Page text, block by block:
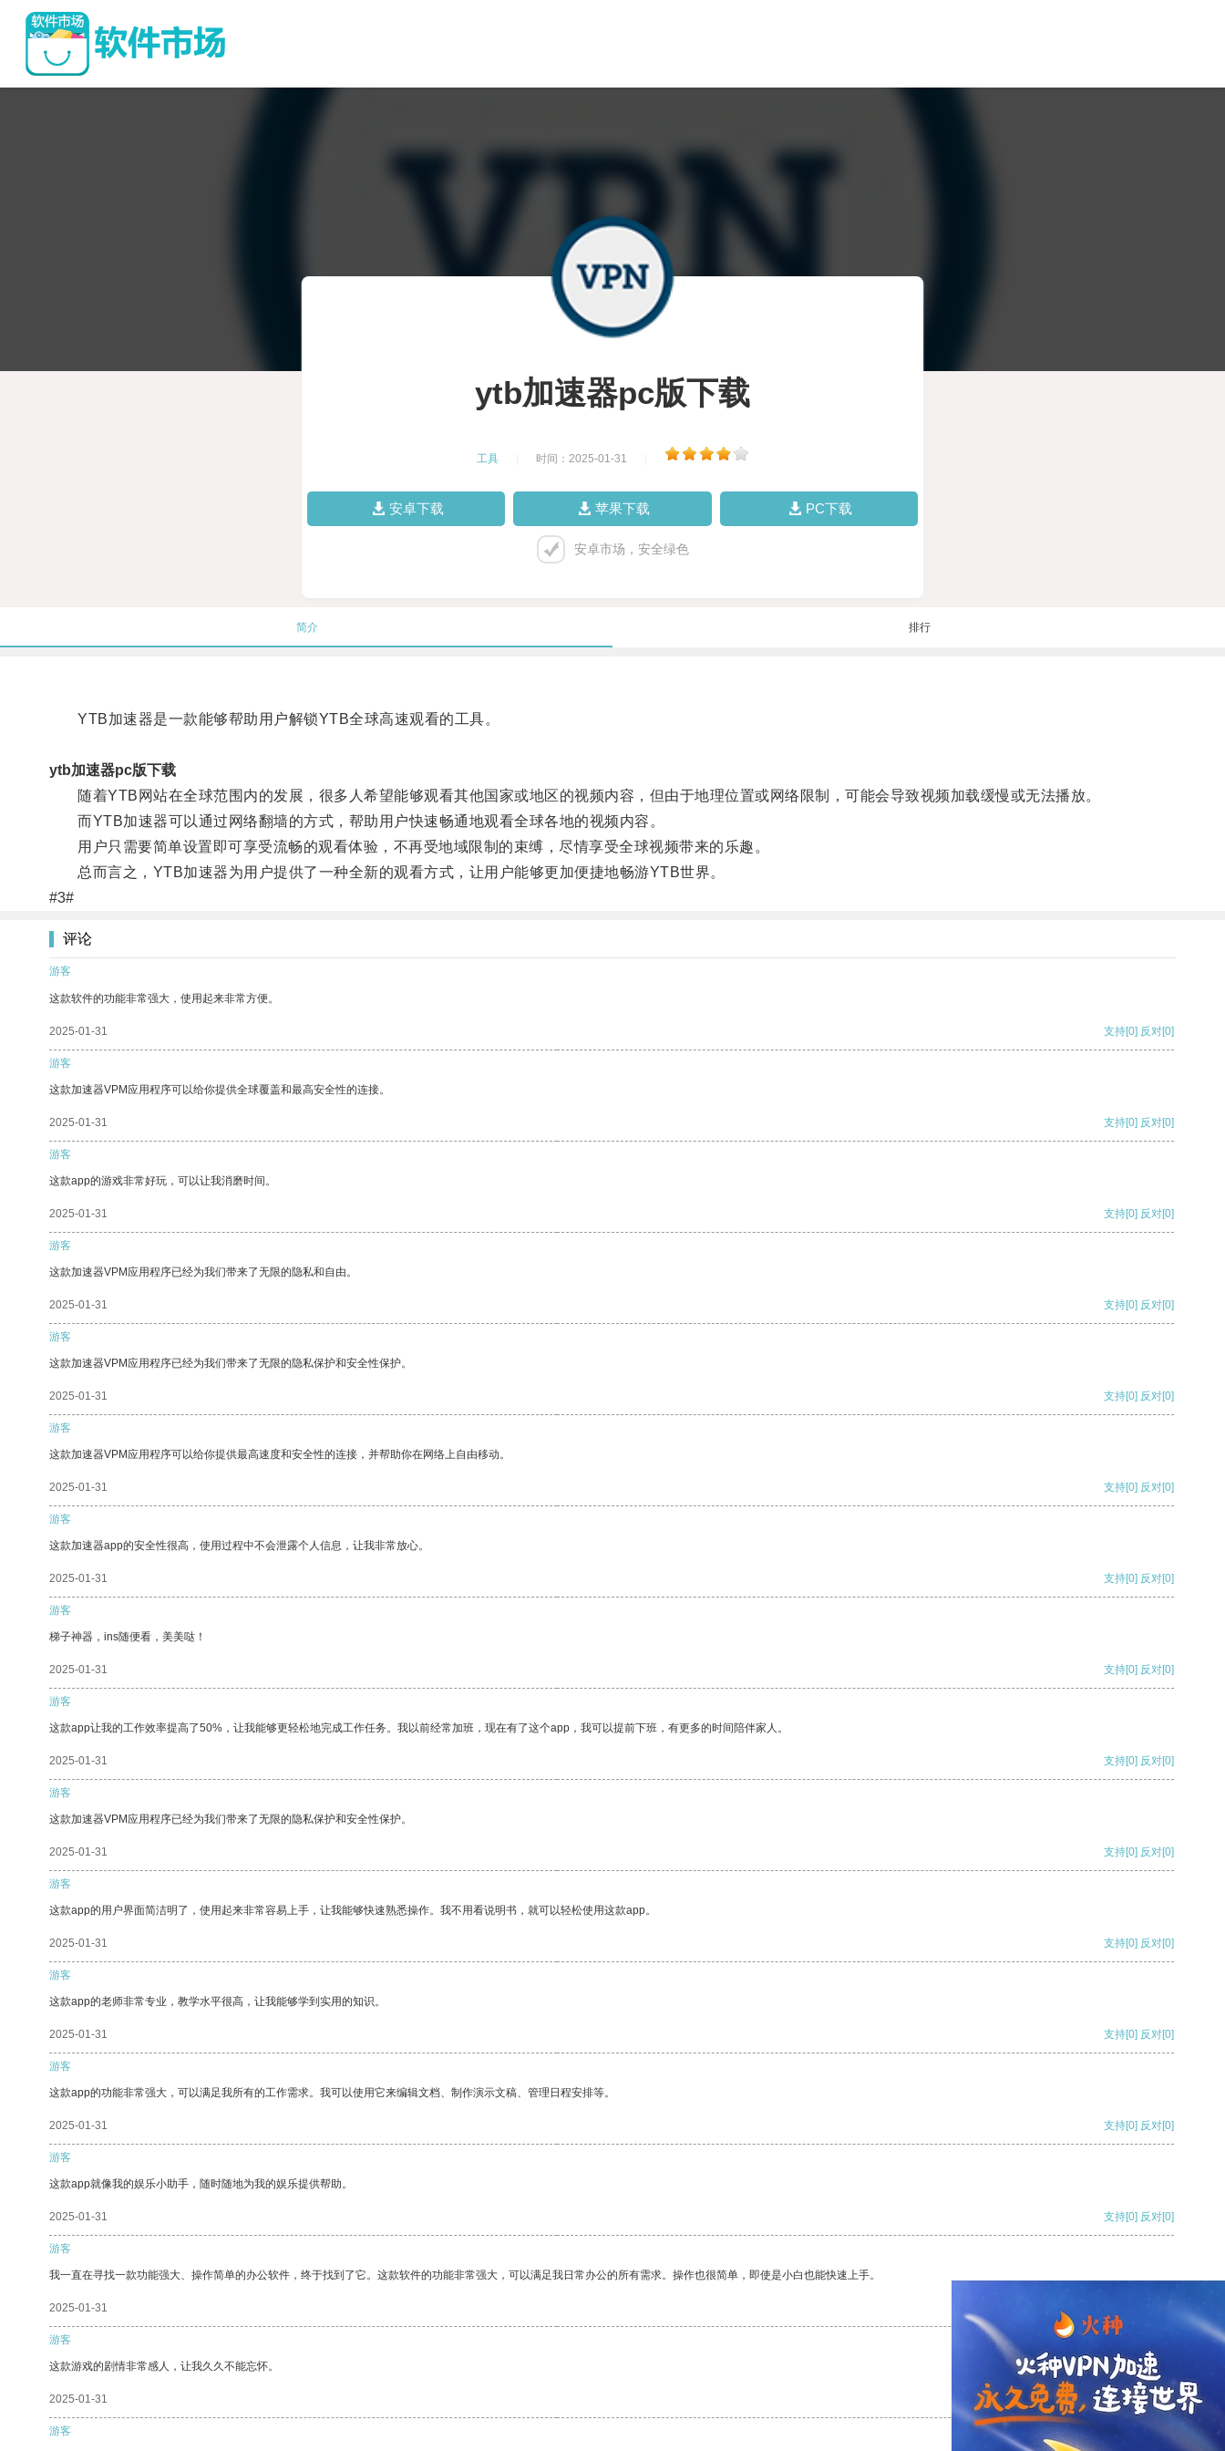
ytb加速器pc版下载
工具 时间：2025-01-31
安卓下载 苹果下载 PC下载
安卓市场，安全绿色
简介 排行
YTB加速器是一款能够帮助用户解锁YTB全球高速观看的工具。
ytb加速器pc版下载
随着YTB网站在全球范围内的发展，很多人希望能够观看其他国家或地区的视频内容，但由于地理位置或网络限制，可能会导致视频加载缓慢或无法播放。
而YTB加速器可以通过网络翻墙的方式，帮助用户快速畅通地观看全球各地的视频内容。
用户只需要简单设置即可享受流畅的观看体验，不再受地域限制的束缚，尽情享受全球视频带来的乐趣。
总而言之，YTB加速器为用户提供了一种全新的观看方式，让用户能够更加便捷地畅游YTB世界。
#3#
评论
游客
这款软件的功能非常强大，使用起来非常方便。
2025-01-31 支持[0] 反对[0]
游客
这款加速器VPM应用程序可以给你提供全球覆盖和最高安全性的连接。
2025-01-31 支持[0] 反对[0]
游客
这款app的游戏非常好玩，可以让我消磨时间。
2025-01-31 支持[0] 反对[0]
游客
这款加速器VPM应用程序已经为我们带来了无限的隐私和自由。
2025-01-31 支持[0] 反对[0]
游客
这款加速器VPM应用程序已经为我们带来了无限的隐私保护和安全性保护。
2025-01-31 支持[0] 反对[0]
游客
这款加速器VPM应用程序可以给你提供最高速度和安全性的连接，并帮助你在网络上自由移动。
2025-01-31 支持[0] 反对[0]
游客
这款加速器app的安全性很高，使用过程中不会泄露个人信息，让我非常放心。
2025-01-31 支持[0] 反对[0]
游客
梯子神器，ins随便看，美美哒！
2025-01-31 支持[0] 反对[0]
游客
这款app让我的工作效率提高了50%，让我能够更轻松地完成工作任务。我以前经常加班，现在有了这个app，我可以提前下班，有更多的时间陪伴家人。
2025-01-31 支持[0] 反对[0]
游客
这款加速器VPM应用程序已经为我们带来了无限的隐私保护和安全性保护。
2025-01-31 支持[0] 反对[0]
游客
这款app的用户界面简洁明了，使用起来非常容易上手，让我能够快速熟悉操作。我不用看说明书，就可以轻松使用这款app。
2025-01-31 支持[0] 反对[0]
游客
这款app的老师非常专业，教学水平很高，让我能够学到实用的知识。
2025-01-31 支持[0] 反对[0]
游客
这款app的功能非常强大，可以满足我所有的工作需求。我可以使用它来编辑文档、制作演示文稿、管理日程安排等。
2025-01-31 支持[0] 反对[0]
游客
这款app就像我的娱乐小助手，随时随地为我的娱乐提供帮助。
2025-01-31 支持[0] 反对[0]
游客
我一直在寻找一款功能强大、操作简单的办公软件，终于找到了它。这款软件的功能非常强大，可以满足我日常办公的所有需求。操作也很简单，即使是小白也能快速上手。
2025-01-31
游客
这款游戏的剧情非常感人，让我久久不能忘怀。
2025-01-31 支持 [0] 反对[0]
游客